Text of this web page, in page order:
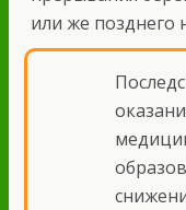
или же позднего